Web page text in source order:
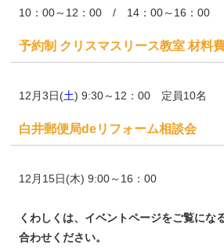
10：00～12：00 / 14：00～16：00
予約制 クリスマスリース教室 材料
12月3日(土) 9:30～12：00 定員10名
白井郵便局deリフォーム相談会
12月15日(木) 9:00～16：00
くわしくは、イベントページをご覧にな
合わせください。